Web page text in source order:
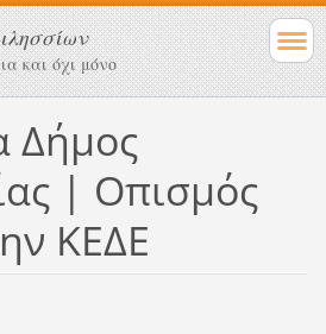
και όχι μόνο
Δήμος
| Οπισμός
ΚΕΔΕ